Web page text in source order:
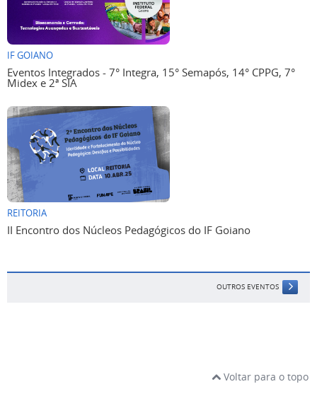
IF GOIANO
Eventos Integrados - 7° Integra, 15° Semapós, 14° CPPG, 7°
Midex e 2ª SIA
REITORIA
II Encontro dos Núcleos Pedagógicos do IF Goiano
OUTROS EVENTOS
Voltar para o topo